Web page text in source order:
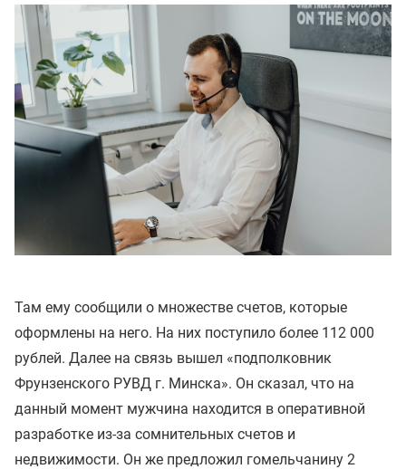
Там ему сообщили о множестве счетов, которые
оформлены на него. На них поступило более 112 000
рублей. Далее на связь вышел «подполковник
Фрунзенского РУВД г. Минска». Он сказал, что на
данный момент мужчина находится в оперативной
разработке из-за сомнительных счетов и
недвижимости. Он же предложил гомельчанину 2